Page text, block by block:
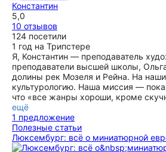
Константин
5,0
10 отзывов
124 посетили
1 год на Трипстере
Я, Константин — преподаватель
преподаватели высшей школы,
долины рек Мозеля и Рейна. На
культурологию. Наша миссия —
что «все жанры хороши, кроме
ещё
1 предложение
Полезные статьи
Люксембург: всё о миниатюрной